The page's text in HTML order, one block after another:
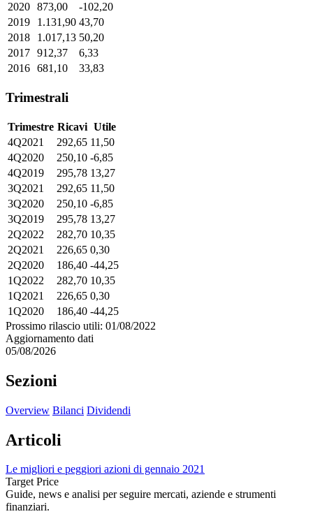
2020 873,00
-102,20
2019
1.131,90 43,70
2018
1.017,13 50,20
2017 912,37
6,33
2016 681,10 33,83
Trimestrali
Trimestre Ricavi Utile
4Q2021
292,65 11,50
4Q2020
250,10 -6,85
4Q2019
295,78 13,27
3Q2021
292,65 11,50
3Q2020
250,10 -6,85
3Q2019
295,78 13,27
2Q2022
282,70 10,35
2Q2021
226,65 0,30
2Q2020
186,40 -44,25
1Q2022
282,70 10,35
1Q2021
226,65 0,30
1Q2020
186,40 -44,25
Prossimo rilascio utili: 01/08/2022
Aggiornamento dati
05/08/2026
Sezioni
Overview Bilanci Dividendi
Articoli
Le migliori e peggiori azioni di gennaio 2021
Target Price
Guide, news e analisi per seguire mercati, aziende e strumenti
finanziari.